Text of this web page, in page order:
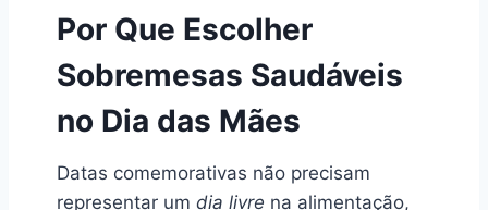
Por Que Escolher
Sobremesas Saudáveis
no Dia das Mães
Datas comemorativas não precisam
representar um dia livre na alimentação,